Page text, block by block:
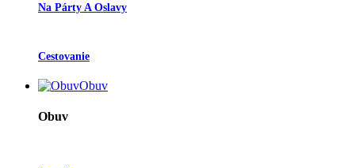
Na Párty A Oslavy
Cestovanie
Obuv
Obuv